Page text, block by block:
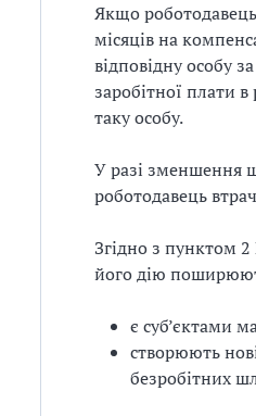
Якщо
місяців на
відповідну особу
заробітної плати
таку особу.
У разі зменшення
роботодавець
Згідно з пунктом
його дію
є суб’єктами
створюють
безробітних